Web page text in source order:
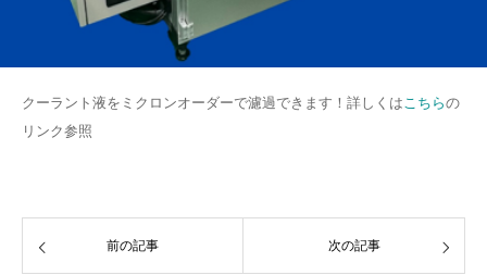
クーラント液をミクロンオーダーで濾過できます！詳しくはこちらの
リンク参照
前の記事 次の記事